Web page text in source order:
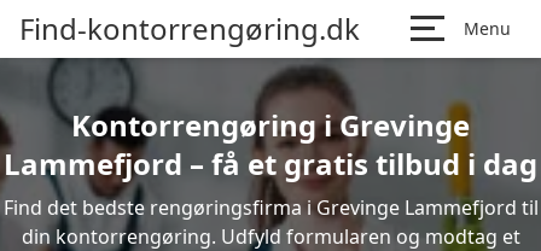
Find-kontorrengøring.dk Menu
Kontorrengøring i Grevinge
Lammefjord – få et gratis tilbud i dag
Find det bedste rengøringsfirma i Grevinge Lammefjord til
din kontorrengøring. Udfyld formularen og modtag et